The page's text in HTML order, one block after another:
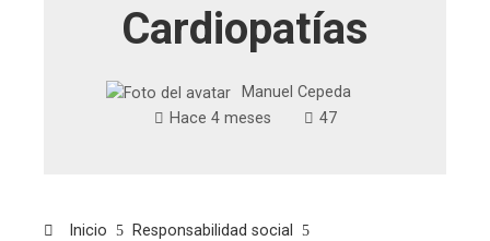
Cardiopatías
Manuel Cepeda
Hace 4 meses
47
Inicio
Responsabilidad social